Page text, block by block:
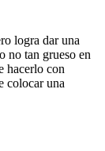
logra dar una
no tan grueso en
hacerlo con
colocar una